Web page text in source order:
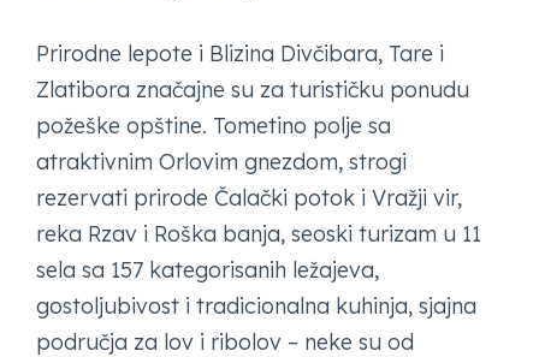
Prirodne lepote i Blizina Divčibara, Tare i
Zlatibora značajne su za turističku ponudu
požeške opštine. Tometino polje sa
atraktivnim Orlovim gnezdom, strogi
rezervati prirode Čalački potok i Vražji vir,
reka Rzav i Roška banja, seoski turizam u 11
sela sa 157 kategorisanih ležajeva,
gostoljubivost i tradicionalna kuhinja, sjajna
područja za lov i ribolov – neke su od